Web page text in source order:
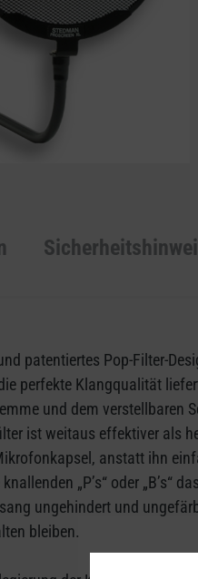
patentiertes Pop-Filter-
perfekte Klangqualität
und dem verstellbaren
ist weitaus effektiver als
anstatt ihn
„P’s“ oder „B’s“
ungehindert und
bleiben.